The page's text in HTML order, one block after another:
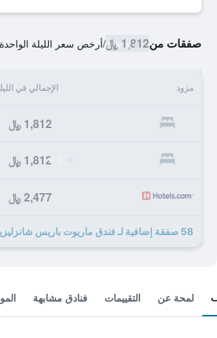
صفقات من1,812 ﷼ /أرخص سعر الليلة الواحدة
مزود الإجمالي في
1,812 ﷼
1,812 ﷼
2,477 ﷼
58 صفقة إضافية لـ فندق ماريوت باريس شانزليزيه
لمحة عن التقييمات فنادق مشابهة